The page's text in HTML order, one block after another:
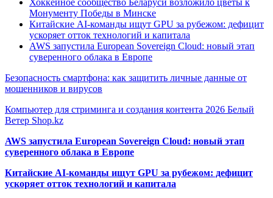
Монументу Победы в Минске
Китайские AI-команды ищут GPU за рубежом: дефицит
ускоряет отток технологий и капитала
AWS запустила European Sovereign Cloud: новый этап
суверенного облака в Европе
Безопасность смартфона: как защитить личные данные от
мошенников и вирусов
Компьютер для стриминга и создания контента 2026 Белый
Ветер Shop.kz
AWS запустила European Sovereign Cloud: новый этап
суверенного облака в Европе
Китайские AI-команды ищут GPU за рубежом: дефицит
ускоряет отток технологий и капитала